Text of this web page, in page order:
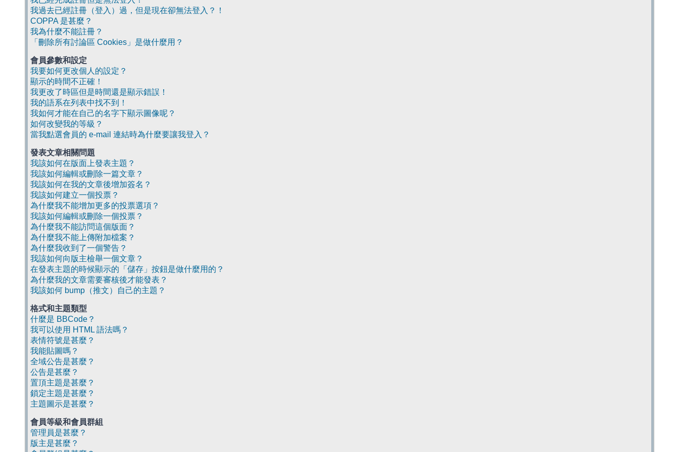
我過去已經註冊（登入）過，但是現在卻無法登入？！
COPPA 是甚麼？
我為什麼不能註冊？
「刪除所有討論區 Cookies」是做什麼用？
會員參數和設定
我要如何更改個人的設定？
顯示的時間不正確！
我更改了時區但是時間還是顯示錯誤！
我的語系在列表中找不到！
我如何才能在自己的名字下顯示圖像呢？
如何改變我的等級？
當我點選會員的 e-mail 連結時為什麼要讓我登入？
發表文章相關問題
我該如何在版面上發表主題？
我該如何編輯或刪除一篇文章？
我該如何在我的文章後增加簽名？
我該如何建立一個投票？
為什麼我不能增加更多的投票選項？
我該如何編輯或刪除一個投票？
為什麼我不能訪問這個版面？
為什麼我不能上傳附加檔案？
為什麼我收到了一個警告？
我該如何向版主檢舉一個文章？
在發表主題的時候顯示的「儲存」按鈕是做什麼用的？
為什麼我的文章需要審核後才能發表？
我該如何 bump（推文）自己的主題？
格式和主題類型
什麼是 BBCode？
我可以使用 HTML 語法嗎？
表情符號是甚麼？
我能貼圖嗎？
全域公告是甚麼？
公告是甚麼？
置頂主題是甚麼？
鎖定主題是甚麼？
主題圖示是甚麼？
會員等級和會員群組
管理員是甚麼？
版主是甚麼？